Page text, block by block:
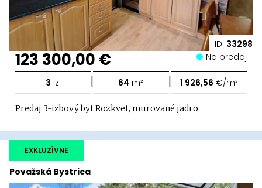
ID: 33298
123 300,00 € Na predaj
3 iz. | 64 m² | 1 926,56 €/m²
Predaj 3-izbový byt Rozkvet, murované jadro
Považská Bystrica
EXKLUZÍVNE